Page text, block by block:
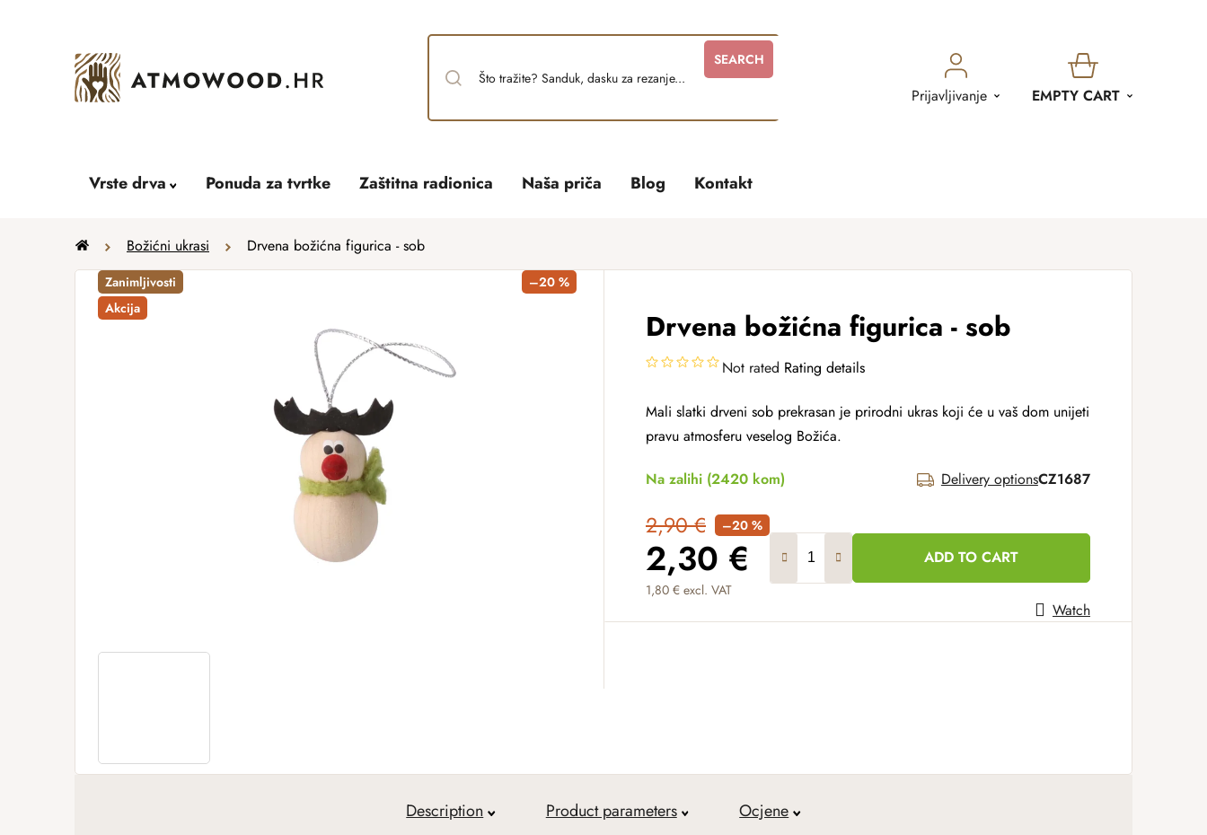
SEARCH
Prijavljivanje
SHOPPING
EMPTY CART
Vrste drva Ponuda za tvrtke Zaštitna radionica Naša priča Blog Kontakt
Home Božićni ukrasi Drvena božićna figurica - sob
Drvena božićna figurica - sob
Not rated Rating details
Mali slatki drveni sob prekrasan je prirodni ukras koji će u vaš dom unijeti
pravu atmosferu veselog Božića.
Na zalihi (2420 kom) Delivery optionsCZ1687
2,90 € –20 %
2,30 €
1,80 € excl. VAT
Measure price:
ADD TO CART
Watch
Zanimljivosti
Akcija
–20 %
Description Product parameters Ocjene